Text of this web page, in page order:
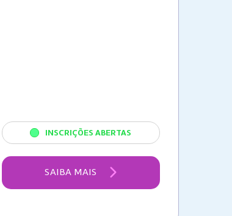
INSCRIÇÕES ABERTAS
SAIBA MAIS